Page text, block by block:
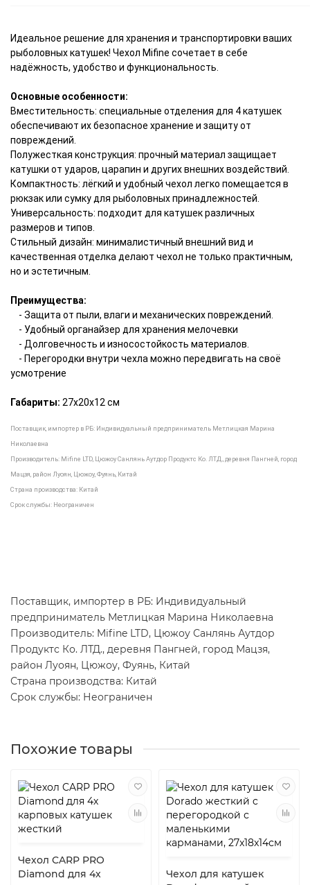
Идеальное решение для хранения и транспортировки ваших
рыболовных катушек! Чехол Mifine сочетает в себе
надёжность, удобство и функциональность.
Основные особенности:
Вместительность: специальные отделения для 4 катушек
обеспечивают их безопасное хранение и защиту от
повреждений.
Полужесткая конструкция: прочный материал защищает
катушки от ударов, царапин и других внешних воздействий.
Компактность: лёгкий и удобный чехол легко помещается в
рюкзак или сумку для рыболовных принадлежностей.
Универсальность: подходит для катушек различных
размеров и типов.
Стильный дизайн: минималистичный внешний вид и
качественная отделка делают чехол не только практичным,
но и эстетичным.
Преимущества:
- Защита от пыли, влаги и механических повреждений.
- Удобный органайзер для хранения мелочевки
- Долговечность и износостойкость материалов.
- Перегородки внутри чехла можно передвигать на своё
усмотрение
Габариты: 27х20х12 см
Поставщик, импортер в РБ: Индивидуальный предприниматель Метлицкая Марина
Николаевна
Производитель: Mifine LTD, Цюжоу Санлянь Аутдор Продуктс Ко. ЛТД., деревня Пангней, город
Мацзя, район Луоян, Цюжоу, Фуянь, Китай
Страна производства: Китай
Срок службы: Неограничен
Поставщик, импортер в РБ: Индивидуальный
предприниматель Метлицкая Марина Николаевна
Производитель: Mifine LTD, Цюжоу Санлянь Аутдор
Продуктс Ко. ЛТД., деревня Пангней, город Мацзя,
район Луоян, Цюжоу, Фуянь, Китай
Страна производства: Китай
Срок службы: Неограничен
Похожие товары
Чехол CARP PRO
Diamond для 4х
Чехол для катушек